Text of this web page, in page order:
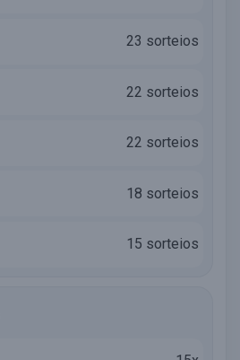
23 sorteios
22 sorteios
22 sorteios
18 sorteios
15 sorteios